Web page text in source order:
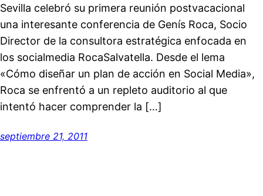
Sevilla celebró su primera reunión postvacacional
una interesante conferencia de Genís Roca, Socio
Director de la consultora estratégica enfocada en
los socialmedia RocaSalvatella. Desde el lema
«Cómo diseñar un plan de acción en Social Media»,
Roca se enfrentó a un repleto auditorio al que
intentó hacer comprender la […]
septiembre 21, 2011